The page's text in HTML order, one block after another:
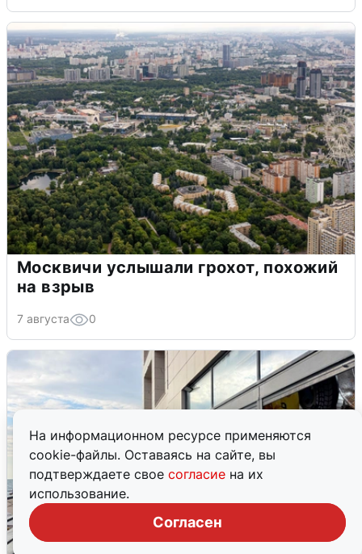
На информационном ресурсе применяются
cookie-файлы. Оставаясь на сайте, вы
подтверждаете свое согласие на их
использование.
Согласен
Москвичи услышали грохот, похожий
на взрыв
7 августа 0